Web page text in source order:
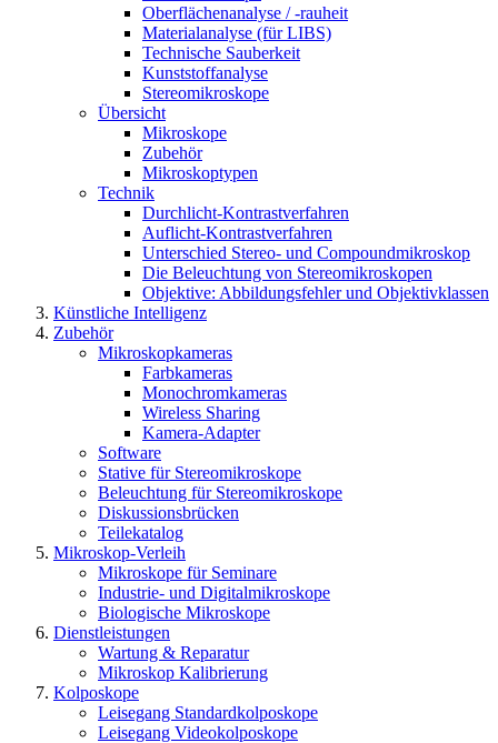
Oberflächenanalyse / -rauheit
Materialanalyse (für LIBS)
Technische Sauberkeit
Kunststoffanalyse
Stereomikroskope
Übersicht
Mikroskope
Zubehör
Mikroskoptypen
Technik
Durchlicht-Kontrastverfahren
Auflicht-Kontrastverfahren
Unterschied Stereo- und Compoundmikroskop
Die Beleuchtung von Stereomikroskopen
Objektive: Abbildungsfehler und Objektivklassen
Künstliche Intelligenz
Zubehör
Mikroskopkameras
Farbkameras
Monochromkameras
Wireless Sharing
Kamera-Adapter
Software
Stative für Stereomikroskope
Beleuchtung für Stereomikroskope
Diskussionsbrücken
Teilekatalog
Mikroskop-Verleih
Mikroskope für Seminare
Industrie- und Digitalmikroskope
Biologische Mikroskope
Dienstleistungen
Wartung & Reparatur
Mikroskop Kalibrierung
Kolposkope
Leisegang Standardkolposkope
Leisegang Videokolposkope